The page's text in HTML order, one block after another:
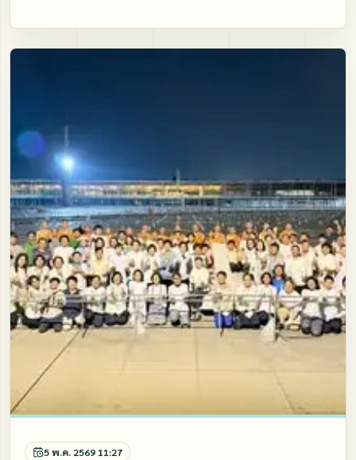
5 พ.ค. 2569 11:27